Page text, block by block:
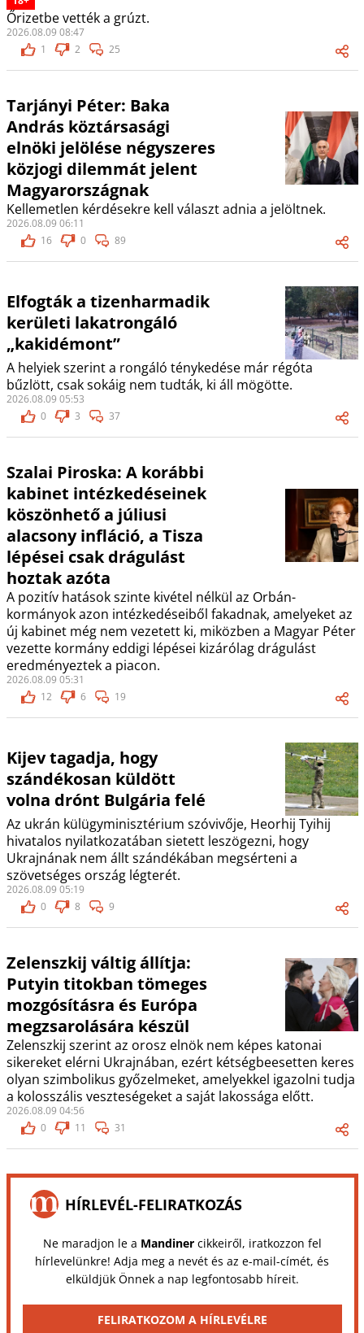
Őrizetbe vették a grúzt.
2026.08.09 08:47
1
2 25
Tarjányi Péter: Baka
András köztársasági
elnöki jelölése négyszeres
közjogi dilemmát jelent
Magyarországnak
Kellemetlen kérdésekre kell választ adnia a jelöltnek.
2026.08.09 06:11
16
0 89
Elfogták a tizenharmadik
kerületi lakatrongáló
„kakidémont”
A helyiek szerint a rongáló ténykedése már régóta
bűzlött, csak sokáig nem tudták, ki áll mögötte.
2026.08.09 05:53
0
3 37
Szalai Piroska: A korábbi
kabinet intézkedéseinek
köszönhető a júliusi
alacsony infláció, a Tisza
lépései csak drágulást
hoztak azóta
A pozitív hatások szinte kivétel nélkül az Orbán-
kormányok azon intézkedéseiből fakadnak, amelyeket az
új kabinet még nem vezetett ki, miközben a Magyar Péter
vezette kormány eddigi lépései kizárólag drágulást
eredményeztek a piacon.
2026.08.09 05:31
12
6 19
Kijev tagadja, hogy
szándékosan küldött
volna drónt Bulgária felé
Az ukrán külügyminisztérium szóvivője, Heorhij Tyihij
hivatalos nyilatkozatában sietett leszögezni, hogy
Ukrajnának nem állt szándékában megsérteni a
szövetséges ország légterét.
2026.08.09 05:19
0
8 9
Zelenszkij váltig állítja:
Putyin titokban tömeges
mozgósításra és Európa
megzsarolására készül
Zelenszkij szerint az orosz elnök nem képes katonai
sikereket elérni Ukrajnában, ezért kétségbeesetten keres
olyan szimbolikus győzelmeket, amelyekkel igazolni tudja
a kolosszális veszteségeket a saját lakossága előtt.
2026.08.09 04:56
0
11 31
HÍRLEVÉL-FELIRATKOZÁS
Ne maradjon le a Mandinercikkeiről, iratkozzon fel
hírlevelünkre! Adja meg a nevét és az e-mail-címét, és
elküldjük Önnek a nap legfontosabb híreit.
FELIRATKOZOM A HÍRLEVÉLRE